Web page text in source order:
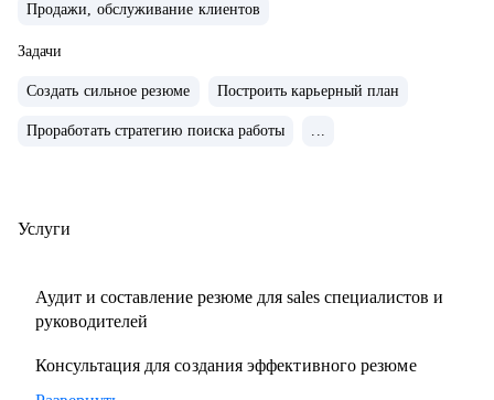
• 500+ продающих резюме и сопроводительных писем
• 300+ карьерных консультаций
• Составить резюме и оцифровать ключевые достижения.
рекомендации.
• Выстроить эффективное управление командой (прямой
• Подготовиться к полугодовому/ годовому ревью и
переговорам с руководителем.
Продажи, обслуживание клиентов
Задачи
Создать сильное резюме Построить карьерный план
Проработать стратегию поиска работы ...
Услуги
Аудит и составление резюме для sales специалистов и
руководителей
Консультация для создания эффективного резюме